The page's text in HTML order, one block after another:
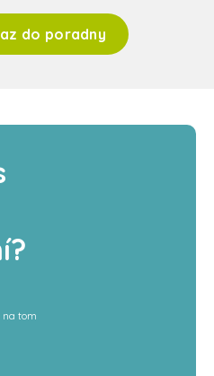
do poradny
tom